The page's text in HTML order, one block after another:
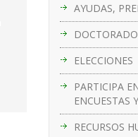
AYUDAS,
DOCTORADO
ELECCIONES
PARTICIPA
ENCUESTAS
RECURSOS